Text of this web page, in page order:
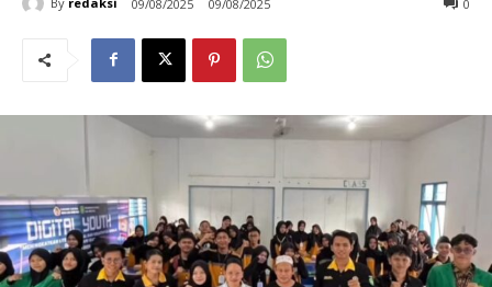
09/08/2025 09/08/2025 0